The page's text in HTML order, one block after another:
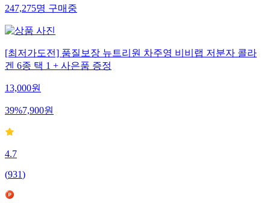
247,275명 구매중
[최저가도전] 품질보장 뉴트리원 차주영 비비랩 저분자 콜라
겐 6종 택 1 + 사은품 증정
13,000원
39%7,900원
4.7
(931)